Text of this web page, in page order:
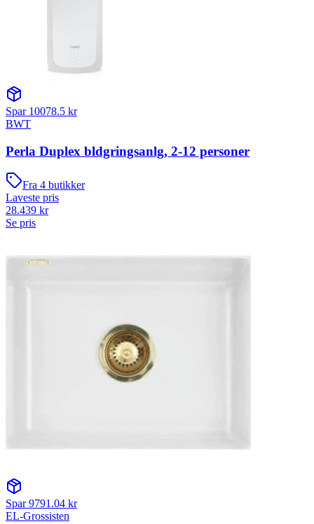
Spar 10078.5 kr
BWT
Perla Duplex bldgringsanlg, 2-12 personer
Fra 4 butikker
Laveste pris
28.439 kr
Se pris
Spar9791.04 kr
EL-Grossisten